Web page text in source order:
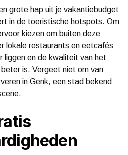
grote hap uit je vakantiebudget
in de toeristische hotspots. Om
kiezen om buiten deze
lokale restaurants en eetcafés
liggen en de kwaliteit van het
is. Vergeet niet om van
in Genk, een stad bekend